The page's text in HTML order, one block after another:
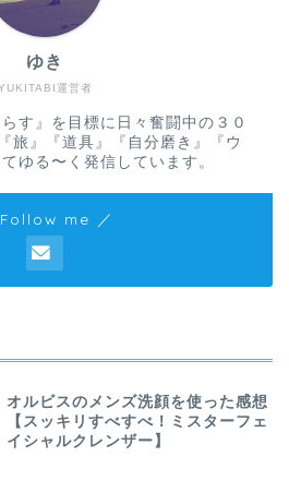
運営者
ゆき
す』を目標に日々奮闘中の３０
旅』『道具』『自分磨き』『ウ
ゆる〜く発信しています。
me ／
オルビスのメンズ洗顔を使った感想
【スッキリすべすべ！ミスターフェ
イシャルクレンザー】